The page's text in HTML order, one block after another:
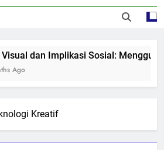
Visual dan Implikasi Sosial:
Ago
Kreatif